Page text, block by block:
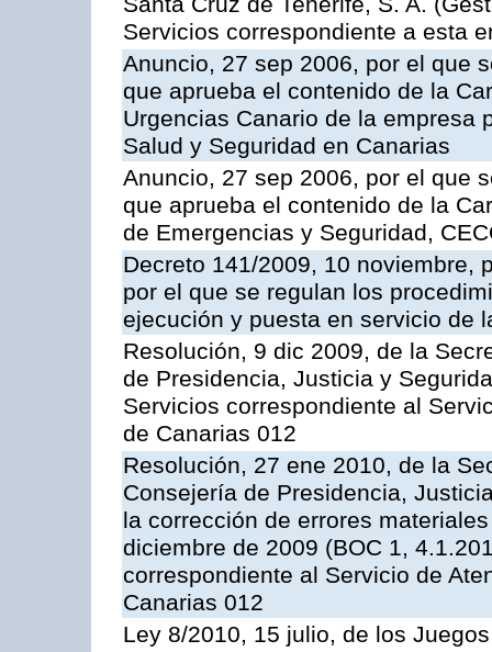
Servicios correspondiente a esta
Anuncio, 27 sep 2006, por el que
que aprueba el contenido de la
Urgencias Canario de la empresa
Salud y Seguridad en Canarias
Anuncio, 27 sep 2006, por el que
que aprueba el contenido de la
de Emergencias y Seguridad,
Decreto 141/2009, 10 noviembre,
por el que se regulan los
ejecución y puesta en servicio de
Resolución, 9 dic 2009, de la
de Presidencia, Justicia y
Servicios correspondiente al
de Canarias 012
Resolución, 27 ene 2010, de la
Consejería de Presidencia,
la corrección de errores
diciembre de 2009 (BOC 1,
correspondiente al Servicio de
Canarias 012
Ley 8/2010, 15 julio, de los